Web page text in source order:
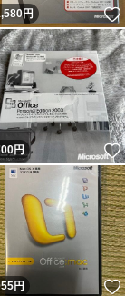
いね！
円
いね！
円
ね！
円